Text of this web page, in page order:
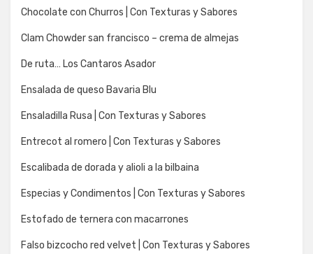
Chocolate con Churros | Con Texturas y Sabores
Clam Chowder san francisco – crema de almejas
De ruta… Los Cantaros Asador
Ensalada de queso Bavaria Blu
Ensaladilla Rusa | Con Texturas y Sabores
Entrecot al romero | Con Texturas y Sabores
Escalibada de dorada y alioli a la bilbaina
Especias y Condimentos | Con Texturas y Sabores
Estofado de ternera con macarrones
Falso bizcocho red velvet | Con Texturas y Sabores